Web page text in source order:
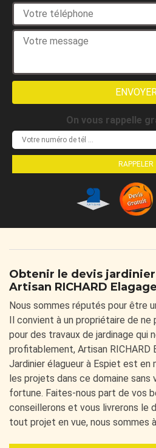
On vous rappelle
Obtenir le devis
Artisan RICHARD
Nous sommes réputés pour être
Il convient à un propriétaire de
pour des travaux de jardinage qui
profitablement, Artisan RICHARD
Jardinier élagueur à Espiet est en
les projets dans ce domaine sans
fortune. Faites-nous part de vos
conseillerons et vous livrerons le
tout projet en vue, nous sommes